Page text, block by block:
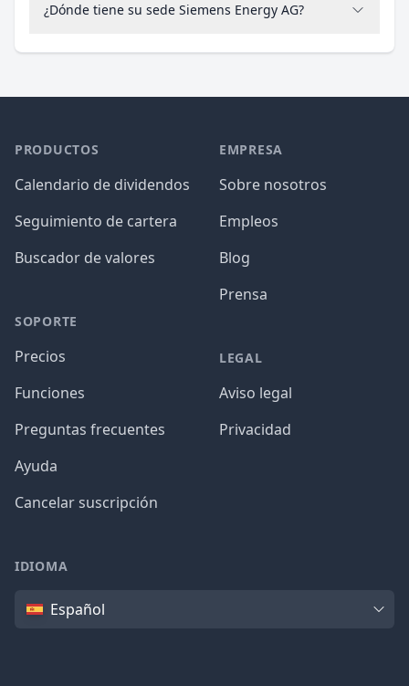
¿Dónde tiene su sede Siemens Energy AG?
PRODUCTOS
Calendario de dividendos
Seguimiento de cartera
Buscador de valores
SOPORTE
Precios
Funciones
Preguntas frecuentes
Ayuda
Cancelar suscripción
EMPRESA
Sobre nosotros
Empleos
Blog
Prensa
LEGAL
Aviso legal
Privacidad
IDIOMA
IdiomaEspañol